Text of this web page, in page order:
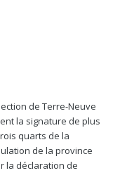
de Terre-Neuve
la signature de plus
quarts de la
de la province
la déclaration de